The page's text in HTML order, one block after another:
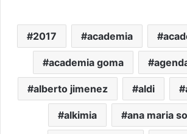
2017 academia
academia goma
alberto jimenez aldi
alkimia ana maria